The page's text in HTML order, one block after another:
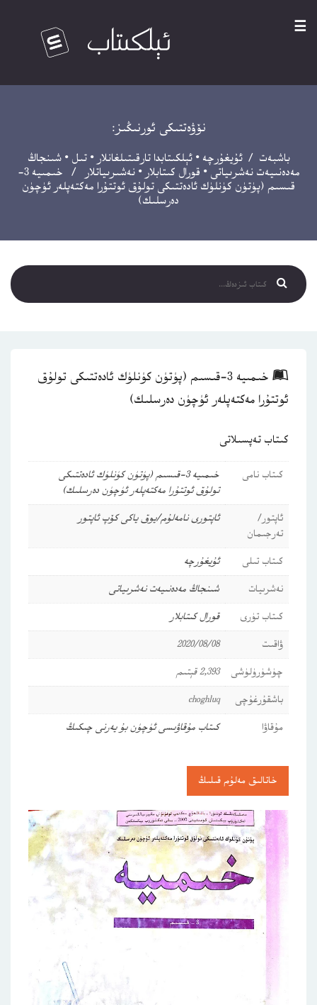
☰
نۆۋەتتىكى ئورنىڭىز:
باشبەت /ئۇيغۇرچە •ئېلكىتابدا تارقىتىلغانلار •تىل •شىنجاڭ
مەدەنىيەت نەشرىياتى • قورال كىتابلار •نەشىرىياتلار
/ خىمىيە 3-
قىسىم (پۈتۈن كۈنلۈك ئادەتتىكى تولۇق ئوتتۇرا مەكتەپلەر ئۈچۈن
دەرسلىك)
خىمىيە 3-قىسىم (پۈتۈن كۈنلۈك ئادەتتىكى تولۇق
ئوتتۇرا مەكتەپلەر ئۈچۈن دەرسلىك)
كىتاب تەپسىلاتى
كىتاب نامى
خىمىيە 3-قىسىم (پۈتۈن كۈنلۈك ئادەتتىكى
تولۇق ئوتتۇرا مەكتەپلەر ئۈچۈن دەرسلىك)
ئاپتور/
تەرجىمان
ئاپتورى نامەلۇم/يوق ياكى كۆپ ئاپتور
كىتاب تىلى
ئۇيغۇرچە
نەشرىيات
شىنجاڭ مەدەنىيەت نەشرىياتى
كىتاب تۈرى
قورال كىتابلار
ۋاقىت
2020/08/08
چۈشۈرۈلۈشى
2,393 قېتىم
باشقۇرغۇچى
choghluq
مۇقاۋا
كىتاب مۇقاۋىسى ئۈچۈن بۇ يەرنى چىكىڭ
خاتالىق مەلۇم قىلىڭ